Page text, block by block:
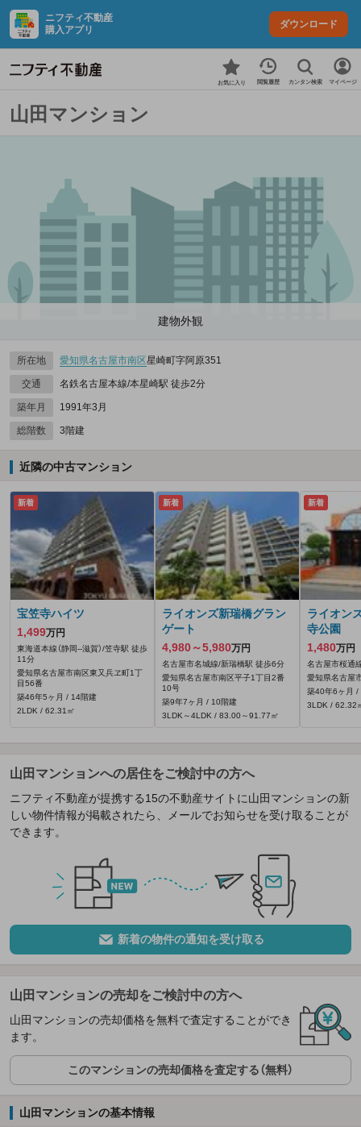
ニフティ不動産
購入アプリ
ダウンロード
お気に入り 閲覧履歴 カンタン検索 マイページ
山田マンション
建物外観
所在地 愛知県名古屋市南区星崎町字阿原351
交通 名鉄名古屋本線/本星崎駅 徒歩2分
築年月 1991年3月
総階数 3階建
近隣の中古マンション
新着
宝笠寺ハイツ
1,499万円
東海道本線（静岡--滋賀）/笠寺駅 徒歩
11分
愛知県名古屋市南区東又兵ヱ町1丁
目56番
築46年5ヶ月 / 14階建
2LDK / 62.31㎡
新着
ライオンズ新瑞橋グラン
ゲート
4,980～5,980万円
名古屋市名城線/新瑞橋駅 徒歩6分
愛知県名古屋市南区平子1丁目2番
10号
築9年7ヶ月 / 10階建
3LDK～4LDK / 83.00～91.77㎡
新着
ライオン
寺公園
1,480万円
名古屋市桜通
愛知県名古屋
築40年6ヶ月 /
3LDK / 62.32
山田マンションへの居住をご検討中の方へ
ニフティ不動産が提携する15の不動産サイトに山田マンションの新
しい物件情報が掲載されたら、メールでお知らせを受け取ることが
できます。
新着の物件の通知を受け取る
山田マンションの売却をご検討中の方へ
山田マンションの売却価格を無料で査定することができ
ます。
このマンションの売却価格を査定する（無料）
山田マンションの基本情報